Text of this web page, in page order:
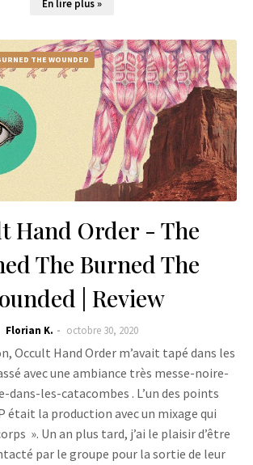
En lire plus »
THE WOUNDED
Hand Order - The
The Burned The
| Review
Florian K. octobre 30, 2020
Occult Hand Order m’avait tapé dans les
avec une ambiance très messe-noire-
dans-les-catacombes . L’un des points
était la production avec un mixage qui
». Un an plus tard, j’ai le plaisir d’être
par le groupe pour la sortie de leur